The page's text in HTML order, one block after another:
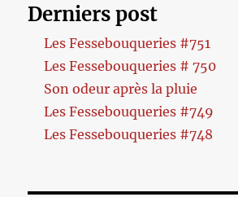
Derniers post
Les Fessebouqueries #751
Les Fessebouqueries # 750
Son odeur après la pluie
Les Fessebouqueries #749
Les Fessebouqueries #748